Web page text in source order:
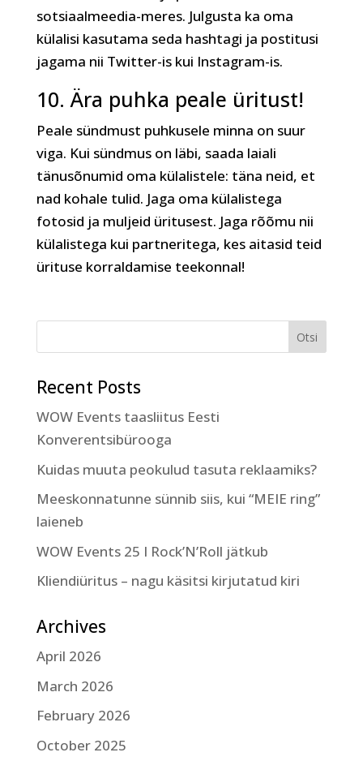
sotsiaalmeedia-meres. Julgusta ka oma
külalisi kasutama seda hashtagi ja postitusi
jagama nii Twitter-is kui Instagram-is.
10. Ära puhka peale üritust!
Peale sündmust puhkusele minna on suur
viga. Kui sündmus on läbi, saada laiali
tänusõnumid oma külalistele: täna neid, et
nad kohale tulid. Jaga oma külalistega
fotosid ja muljeid üritusest. Jaga rõõmu nii
külalistega kui partneritega, kes aitasid teid
ürituse korraldamise teekonnal!
Recent Posts
WOW Events taasliitus Eesti
Konverentsibürooga
Kuidas muuta peokulud tasuta reklaamiks?
Meeskonnatunne sünnib siis, kui “MEIE ring”
laieneb
WOW Events 25 I Rock’N’Roll jätkub
Kliendiüritus – nagu käsitsi kirjutatud kiri
Archives
April 2026
March 2026
February 2026
October 2025